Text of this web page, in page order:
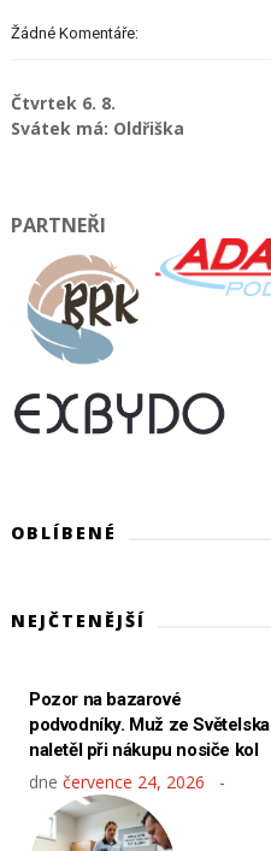
Žádné Komentáře:
Čtvrtek 6. 8.
Svátek má: Oldřiška
PARTNEŘI
OBLÍBENÉ
NEJČTENĚJŠÍ
Pozor na bazarové
podvodníky. Muž ze Světelska
naletěl při nákupu nosiče kol
dne července 24, 2026